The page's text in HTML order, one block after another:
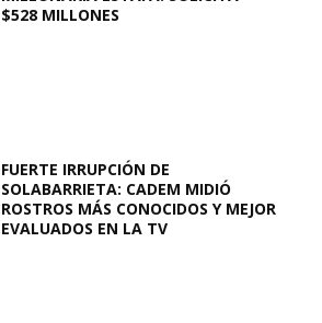
$528 MILLONES
FUERTE IRRUPCIÓN DE
SOLABARRIETA: CADEM MIDIÓ
ROSTROS MÁS CONOCIDOS Y MEJOR
EVALUADOS EN LA TV